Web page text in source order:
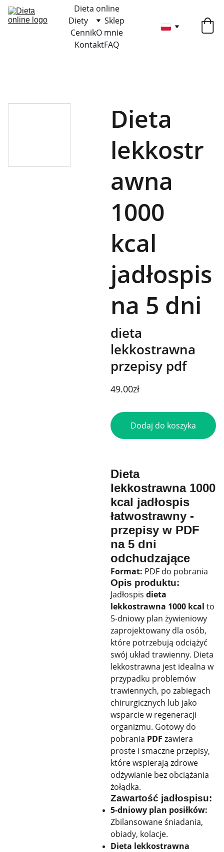
Dieta online
Diety
Sklep
CennikO mnie
KontaktFAQ
Dieta
lekkostr
awna
1000
kcal
jadłospis
na 5 dni
dieta
lekkostrawna
przepisy pdf
49.00zł
Dodaj do koszyka
Dieta
lekkostrawna 1000
kcal jadłospis
łatwostrawny -
przepisy w PDF
na 5 dni
odchudzające
Format: PDF do pobrania
Opis produktu:
Jadłospis dieta
lekkostrawna 1000 kcal to
5-dniowy plan żywieniowy
zaprojektowany dla osób,
które potrzebują odciążyć
swój układ trawienny. Dieta
lekkostrawna jest idealna w
przypadku problemów
trawiennych, po zabiegach
chirurgicznych lub jako
wsparcie w regeneracji
organizmu. Gotowy do
pobrania PDF zawiera
proste i smaczne przepisy,
które wspierają zdrowe
odżywianie bez obciążania
żołądka.
Zawartość jadłospisu:
5-dniowy plan posiłków:
Zbilansowane śniadania,
obiady, kolacje.
Dieta lekkostrawna